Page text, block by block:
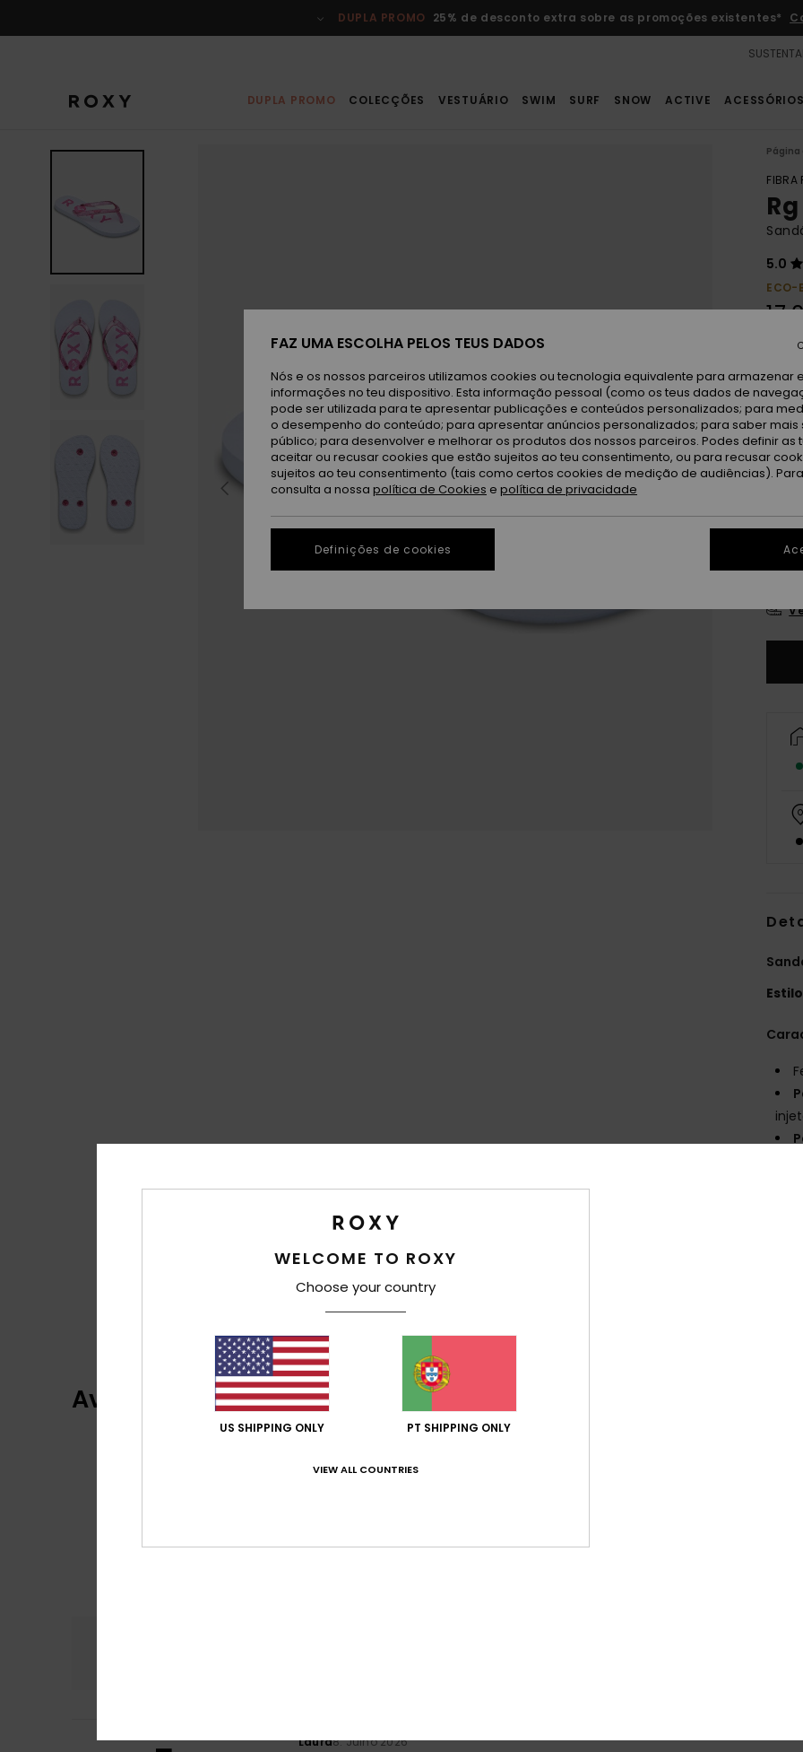
do
DUPLA PROMO 25% de desconto extra sobre as promoções existentes*
DUPLA PROMO COLECÇÕES VESTUÁRIO SWIM SURF SNOW ACTIVE ACESSÓRIOS
Página
FIBRA
5.0
ECO-
28
Estilo
Avaliações dos clientes
Laura8. Julho 2026
WELCOME TO ROXY
Choose your country
US SHIPPING ONLY PT SHIPPING ONLY
VIEW ALL COUNTRIES
FAZ UMA ESCOLHA PELOS TEUS DADOS
Nós e os nossos parceiros utilizamos cookies ou tecnologia equivalente para armazenar
informações no teu dispositivo. Esta informação pessoal (como os teus dados de
pode ser utilizada para te apresentar publicações e conteúdos personalizados; para
o desempenho do conteúdo; para apresentar anúncios personalizados; para saber mais
público; para desenvolver e melhorar os produtos dos nossos parceiros. Podes definir as
aceitar ou recusar cookies que estão sujeitos ao teu consentimento, ou para recusar
sujeitos ao teu consentimento (tais como certos cookies de medição de audiências).
consulta a nossa política de Cookies e política de privacidade
Definições de cookies